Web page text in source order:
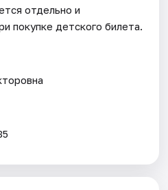
отдельно и
покупке детского билета.